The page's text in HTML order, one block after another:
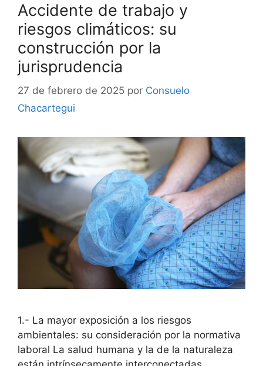
Accidente de trabajo y
riesgos climáticos: su
construcción por la
jurisprudencia
27 de febrero de 2025 por Consuelo
Chacartegui
1.- La mayor exposición a los riesgos
ambientales: su consideración por la normativa
laboral La salud humana y la de la naturaleza